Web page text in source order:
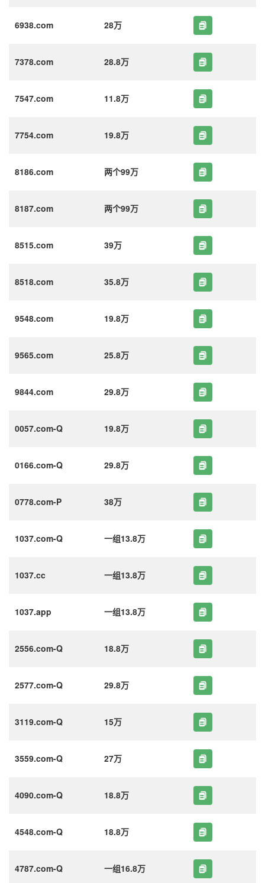
6938.com 28万
7378.com 28.8万
7547.com 11.8万
7754.com 19.8万
8186.com 两个99万
8187.com 两个99万
8515.com 39万
8518.com 35.8万
9548.com 19.8万
9565.com 25.8万
9844.com 29.8万
0057.com-Q 19.8万
0166.com-Q 29.8万
0778.com-P 38万
1037.com-Q 一组13.8万
1037.cc 一组13.8万
1037.app 一组13.8万
2556.com-Q 18.8万
2577.com-Q 29.8万
3119.com-Q 15万
3559.com-Q 27万
4090.com-Q 18.8万
4548.com-Q 18.8万
4787.com-Q 一组16.8万